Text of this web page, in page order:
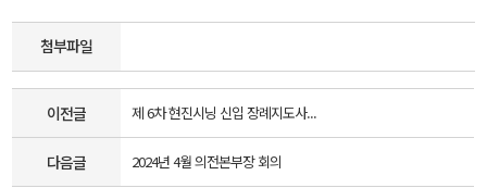
첨부파일
이전글 제 6차 현진시닝 신입 장례지도사...
다음글 2024년 4월 의전본부장 회의